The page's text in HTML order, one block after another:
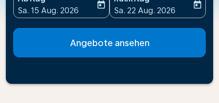
fc-booking-departure-date-aria-label
Sa. 15 Aug. 2026
today
fc-booking-return-date-
Sa. 22 Aug. 2026
today
Angebote ansehen